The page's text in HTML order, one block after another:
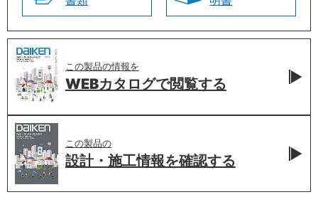
この製品の情報を
WEBカタログで閲覧する
この製品の
設計・施工情報を確認する